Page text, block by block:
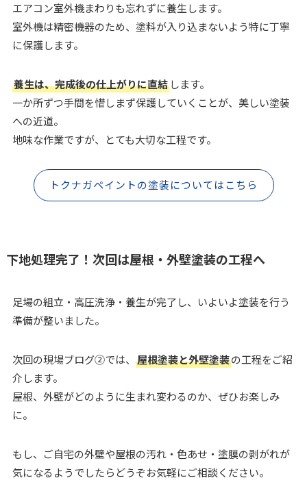
エアコン室外機まわりも忘れずに養生します。
室外機は精密機器のため、塗料が入り込まないよう特に丁寧
に保護します。
養生は、完成後の仕上がりに直結します。
一か所ずつ手間を惜しまず保護していくことが、美しい塗装
への近道。
地味な作業ですが、とても大切な工程です。
トクナガペイントの塗装についてはこちら
下地処理完了！次回は屋根・外壁塗装の工程へ
足場の組立・高圧洗浄・養生が完了し、いよいよ塗装を行う
準備が整いました。
次回の現場ブログ②では、 屋根塗装と外壁塗装の工程をご紹
介します。
屋根、外壁がどのように生まれ変わるのか、ぜひお楽しみ
に。
もし、ご自宅の外壁や屋根の汚れ・色あせ・塗膜の剥がれが
気になるようでしたらどうぞお気軽にご相談ください。